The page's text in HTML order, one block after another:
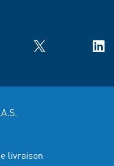
X
livraison